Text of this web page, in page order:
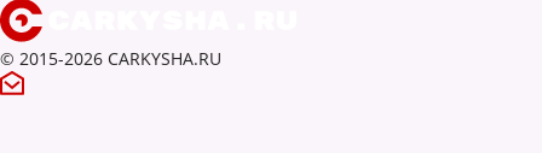
© 2015-2026 CARKYSHA.RU